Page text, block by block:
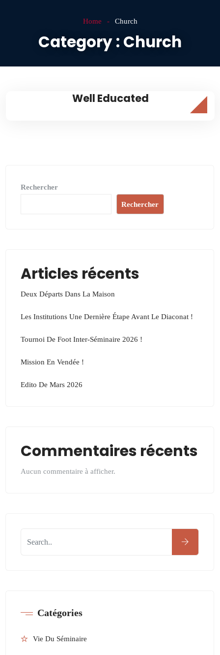
Home Church
Category : Church
Well Educated
Rechercher
Rechercher
Articles récents
Deux Départs Dans La Maison
Les Institutions Une Dernière Étape Avant Le Diaconat !
Tournoi De Foot Inter-Séminaire 2026 !
Mission En Vendée !
Edito De Mars 2026
Commentaires récents
Aucun commentaire à afficher.
Catégories
Vie Du Séminaire